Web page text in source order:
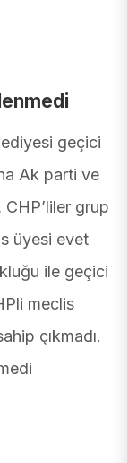
geçici
Ak parti ve
grup
üyesi evet
ile geçici
meclis
çıkmadı.